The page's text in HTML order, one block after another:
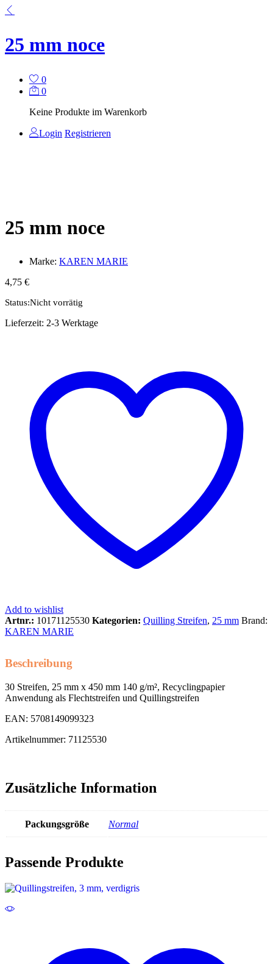
25 mm noce
0
0
Keine Produkte im Warenkorb
Login Registrieren
25 mm noce
Marke: KAREN MARIE
4,75 €
Status:Nicht vorrätig
Lieferzeit: 2-3 Werktage
Add to wishlist
Artnr.: 10171125530 Kategorien: Quilling Streifen, 25 mm Brand:
KAREN MARIE
Beschreibung
30 Streifen, 25 mm x 450 mm 140 g/m², Recyclingpapier
Anwendung als Flechtstreifen und Quillingstreifen
EAN: 5708149099323
Artikelnummer: 71125530
Zusätzliche Information
Packungsgröße Normal
Passende Produkte